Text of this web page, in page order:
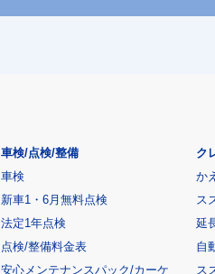
車検/点検/整備
車検
新車1・6月無料点検
法定1年点検
点検/整備料金表
安心メンテナンスパック/カーケ
ク
か
ス
延
自
ス